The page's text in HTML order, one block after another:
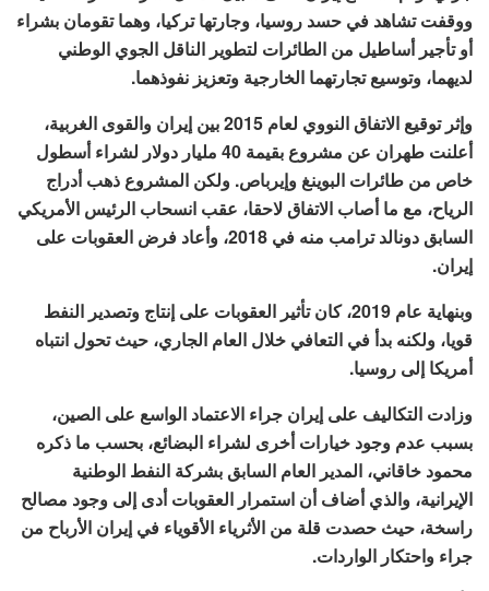
ووقفت تشاهد في حسد روسيا، وجارتها تركيا، وهما تقومان بشراء
أو تأجير أساطيل من الطائرات لتطوير الناقل الجوي الوطني
لديهما، وتوسيع تجارتهما الخارجية وتعزيز نفوذهما.
وإثر توقيع الاتفاق النووي لعام 2015 بين إيران والقوى الغربية،
أعلنت طهران عن مشروع بقيمة 40 مليار دولار لشراء أسطول
خاص من طائرات البوينغ وإيرباص. ولكن المشروع ذهب أدراج
الرياح، مع ما أصاب الاتفاق لاحقا، عقب انسحاب الرئيس الأمريكي
السابق دونالد ترامب منه في 2018، وأعاد فرض العقوبات على
إيران.
وبنهاية عام 2019، كان تأثير العقوبات على إنتاج وتصدير النفط
قويا، ولكنه بدأ في التعافي خلال العام الجاري، حيث تحول انتباه
أمريكا إلى روسيا.
وزادت التكاليف على إيران جراء الاعتماد الواسع على الصين،
بسبب عدم وجود خيارات أخرى لشراء البضائع، بحسب ما ذكره
محمود خاقاني، المدير العام السابق بشركة النفط الوطنية
الإيرانية، والذي أضاف أن استمرار العقوبات أدى إلى وجود مصالح
راسخة، حيث حصدت قلة من الأثرياء الأقوياء في إيران الأرباح من
جراء واحتكار الواردات.